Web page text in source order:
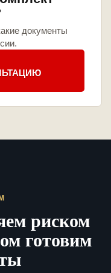
документы
риском
готовим